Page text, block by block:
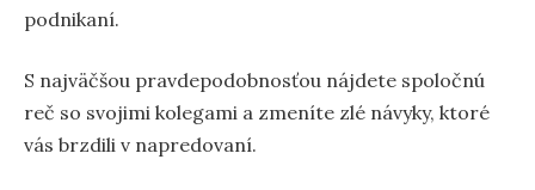
podnikaní.
S najväčšou pravdepodobnosťou nájdete spoločnú
reč so svojimi kolegami a zmeníte zlé návyky, ktoré
vás brzdili v napredovaní.